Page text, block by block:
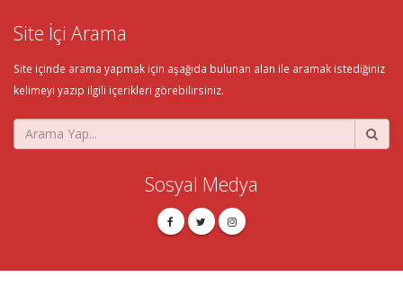
Site İçi Arama
Site içinde arama yapmak için aşağıda bulunan alan ile aramak istediğiniz
kelimeyi yazıp ilgili içerikleri görebilirsiniz.
Sosyal Medya